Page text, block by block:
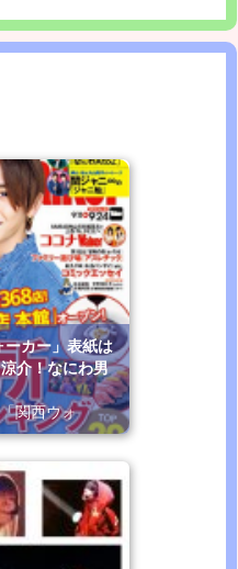
カー」表紙は
介！なにわ男
関西ウォ